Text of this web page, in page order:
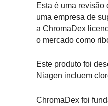
Esta é uma
uma empresa de
a ChromaDex
o mercado como
Este produto foi
Niagen incluem
ChromaDex foi